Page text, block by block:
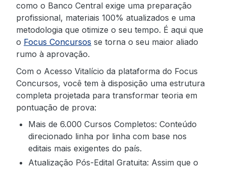
como o Banco Central exige uma preparação
profissional, materiais 100% atualizados e uma
metodologia que otimize o seu tempo. É aqui que
o Focus Concursos se torna o seu maior aliado
rumo à aprovação.
Com o Acesso Vitalício da plataforma do Focus
Concursos, você tem à disposição uma estrutura
completa projetada para transformar teoria em
pontuação de prova:
Mais de 6.000 Cursos Completos: Conteúdo
direcionado linha por linha com base nos
editais mais exigentes do país.
Atualização Pós-Edital Gratuita: Assim que o